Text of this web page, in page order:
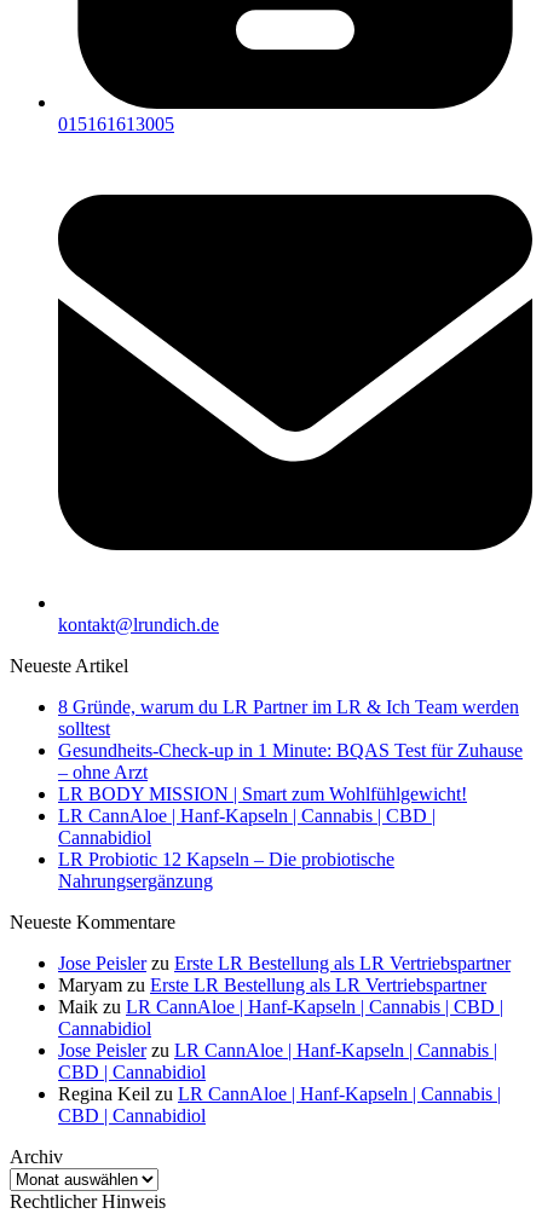
015161613005
kontakt@lrundich.de
Neueste Artikel
8 Gründe, warum du LR Partner im LR & Ich Team werden
solltest
Gesundheits-Check-up in 1 Minute: BQAS Test für Zuhause
– ohne Arzt
LR BODY MISSION | Smart zum Wohlfühlgewicht!
LR CannAloe | Hanf-Kapseln | Cannabis | CBD |
Cannabidiol
LR Probiotic 12 Kapseln – Die probiotische
Nahrungsergänzung
Neueste Kommentare
Jose Peislerzu Erste LR Bestellung als LR Vertriebspartner
Maryam zu Erste LR Bestellung als LR Vertriebspartner
Maik zu LR CannAloe | Hanf-Kapseln | Cannabis | CBD |
Cannabidiol
Jose Peislerzu LR CannAloe | Hanf-Kapseln | Cannabis |
CBD | Cannabidiol
Regina Keil zu LR CannAloe | Hanf-Kapseln | Cannabis |
CBD | Cannabidiol
Archiv
Archiv
Rechtlicher Hinweis